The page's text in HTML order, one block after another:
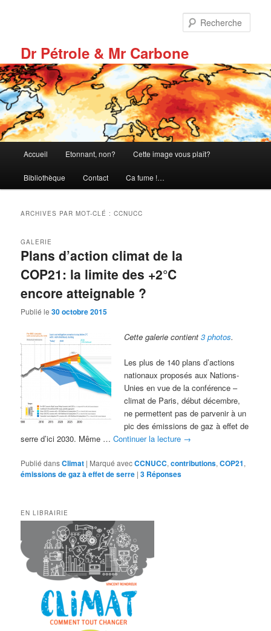
Dr Pétrole & Mr Carbone
principal
Accueil Etonnant, non? Cette image vous plaît?
Bibliothèque Contact Ca fume !…
ARCHIVES PAR MOT-CLÉ :CCNUCC
Plans d’action climat de la
COP21: la limite des +2°C
encore atteignable ?
GALERIE
Publié le30 octobre 2015
Cette galerie contient3 photos.
Les plus de 140 plans d’actions
nationaux proposés aux Nations-
Unies en vue de la conférence –
climat de Paris, début décembre,
ne permettent pas de parvenir à un
pic des émissions de gaz à effet de
serre d’ici 2030. Même …Continuer la lecture →
Publié dansClimat | Marqué avecCCNUCC,contributions,COP21,
émissions de gaz à effet de serre |3 Réponses
EN LIBRAIRIE